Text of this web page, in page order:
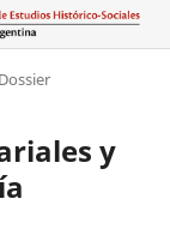
Dossier
y